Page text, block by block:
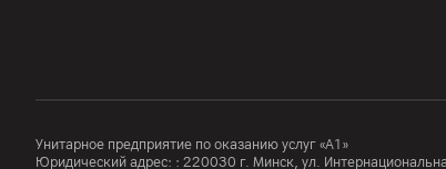
Унитарное предприятие по оказанию услуг «А1»
Юридический адрес: : 220030 г. Минск, ул.